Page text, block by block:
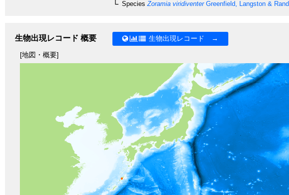
Species Zoramia viridiventerGreenfield, Langston &
生物出現レコード 概要 生物出現レコード →
[地図・概要]